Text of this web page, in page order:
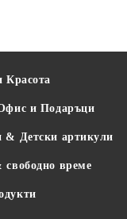
Красота
и Подаръци
& Детски артикули
време